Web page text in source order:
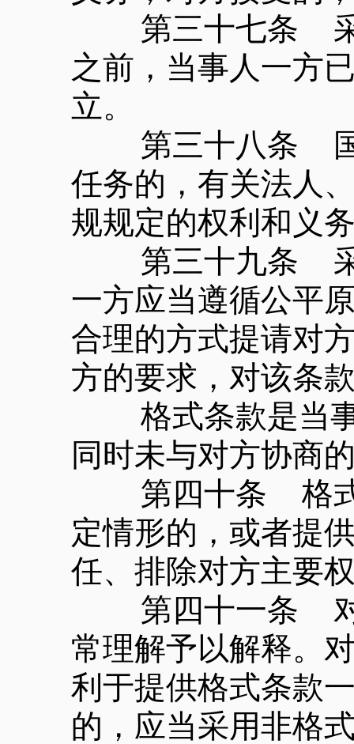
第三十七条 采
之前，当事人一方
立。
第三十八条 国
任务的，有关法人
规规定的权利和义
第三十九条 采
一方应当遵循公平
合理的方式提请对
方的要求，对该条
格式条款是当事
同时未与对方协商
第四十条 格式
定情形的，或者提
任、排除对方主要
第四十一条 对
常理解予以解释。
利于提供格式条款
的，应当采用非格